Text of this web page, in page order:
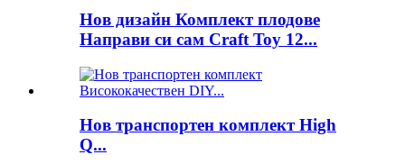
Нов дизайн Комплект плодове
Направи си сам Craft Toy 12...
Нов транспортен комплект High
Q...